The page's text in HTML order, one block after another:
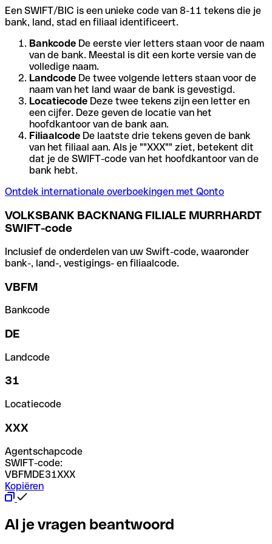
Een SWIFT/BIC is een unieke code van 8-11 tekens die je
bank, land, stad en filiaal identificeert.
Bankcode De eerste vier letters staan voor de naam
van de bank. Meestal is dit een korte versie van de
volledige naam.
Landcode De twee volgende letters staan voor de
naam van het land waar de bank is gevestigd.
Locatiecode Deze twee tekens zijn een letter en
een cijfer. Deze geven de locatie van het
hoofdkantoor van de bank aan.
Filiaalcode De laatste drie tekens geven de bank
van het filiaal aan. Als je ""XXX"" ziet, betekent dit
dat je de SWIFT-code van het hoofdkantoor van de
bank hebt.
Ontdek internationale overboekingen met Qonto
VOLKSBANK BACKNANG FILIALE MURRHARDT
SWIFT-code
Inclusief de onderdelen van uw Swift-code, waaronder
bank-, land-, vestigings- en filiaalcode.
VBFM
Bankcode
DE
Landcode
31
Locatiecode
XXX
Agentschapcode
SWIFT-code:
VBFMDE31XXX
Kopiëren
Al je vragen beantwoord